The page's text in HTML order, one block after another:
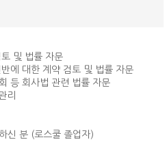
및 법률 자문
에 대한 계약 검토 및 법률 자문
등 회사법 관련 법률 자문
리
신 분 (로스쿨 졸업자)